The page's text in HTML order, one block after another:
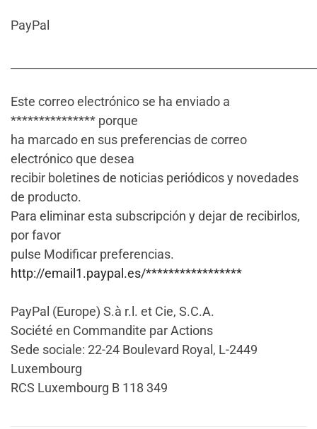
PayPal
Este correo electrónico se ha enviado a
*************** porque
ha marcado en sus preferencias de correo
electrónico que desea
recibir boletines de noticias periódicos y novedades
de producto.
Para eliminar esta subscripción y dejar de recibirlos,
por favor
pulse Modificar preferencias.
http://email1.paypal.es/*****************
PayPal (Europe) S.à r.l. et Cie, S.C.A.
Société en Commandite par Actions
Sede sociale: 22-24 Boulevard Royal, L-2449
Luxembourg
RCS Luxembourg B 118 349